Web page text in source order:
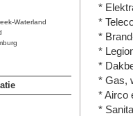
Waterland
*
*
*
*
*
* Gas,
* Airco
*